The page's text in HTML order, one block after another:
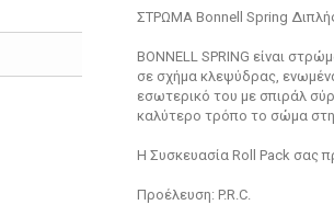
ΣΤΡΩΜΑ Bonnell Spring
BONNELL SPRING είναι
σε σχήμα κλεψύδρας,
εσωτερικό του με σπιράλ
καλύτερο τρόπο το σώμα
Η Συσκευασία Roll Pack σας
Προέλευση: P.R.C.